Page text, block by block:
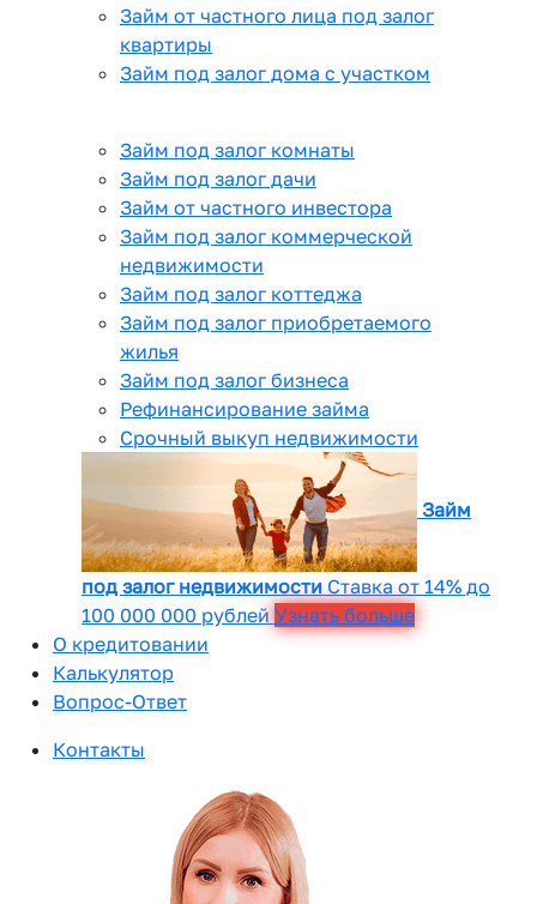
Займ от частного лица под залог
квартиры
Займ под залог дома с участком
Займ под залог комнаты
Займ под залог дачи
Займ от частного инвестора
Займ под залог коммерческой
недвижимости
Займ под залог коттеджа
Займ под залог приобретаемого
жилья
Займ под залог бизнеса
Рефинансирование займа
Срочный выкуп недвижимости
Займ
под залог недвижимости Ставка от 14% до
100 000 000 рублей Узнать больше
О кредитовании
Калькулятор
Вопрос-Ответ
Контакты